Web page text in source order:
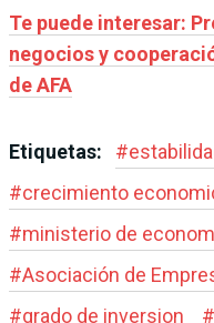
Te puede interesar:
negocios y
de AFA
Etiquetas: #
#crecimiento
#ministerio de
#Asociación de
#grado de inversion #